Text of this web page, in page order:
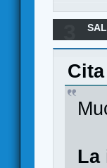
La